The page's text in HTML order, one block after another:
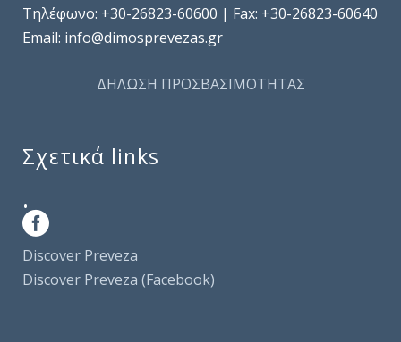
Τηλέφωνo: +30-26823-60600 | Fax: +30-26823-60640
Email: info@dimosprevezas.gr
ΔΗΛΩΣΗ ΠΡΟΣΒΑΣΙΜΟΤΗΤΑΣ
Σχετικά links
.
Discover Preveza
Discover Preveza (Facebook)